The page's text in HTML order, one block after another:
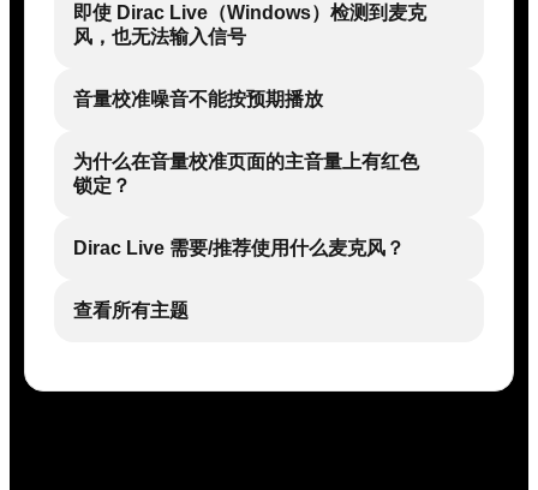
即使 Dirac Live（Windows）检测到麦克
风，也无法输入信号
音量校准噪音不能按预期播放
为什么在音量校准页面的主音量上有红色
锁定？
Dirac Live 需要/推荐使用什么麦克风？
查看所有主题